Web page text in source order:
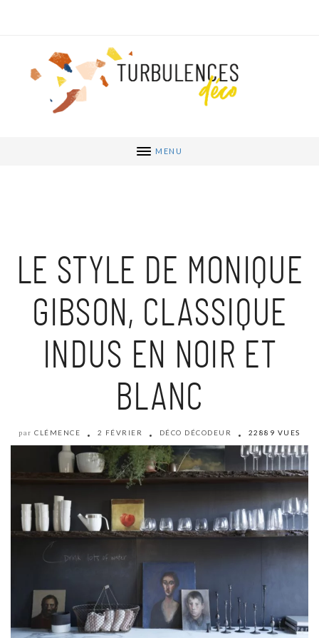
MENU
LE STYLE DE MONIQUE
GIBSON, CLASSIQUE
INDUS EN NOIR ET
BLANC
par CLÉMENCE 2 FÉVRIER DÉCO DÉCODEUR 22889 VUES